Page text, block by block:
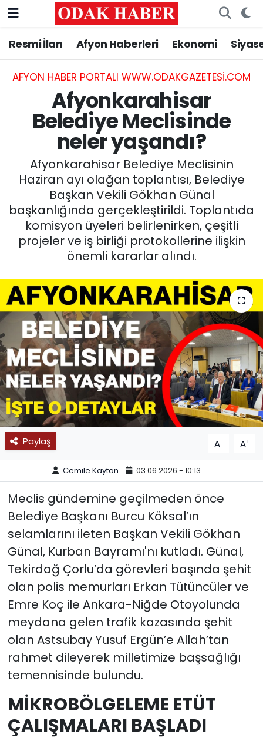
Resmi İlan Afyon Haberleri Ekonomi
AFYON HABER PORTALI WWW.ODAKGAZETESI.COM
Afyonkarahisar
Belediye Meclisinde
neler yaşandı?
Afyonkarahisar Belediye Meclisinin
Haziran ayı olağan toplantısı, Belediye
Başkan Vekili Gökhan Günal
başkanlığında gerçekleştirildi. Toplantıda
komisyon üyeleri belirlenirken, çeşitli
projeler ve iş birliği protokollerine ilişkin
önemli kararlar alındı.
Paylaş A- A+
Cemile Kaytan 03.06.2026 - 10:13
Meclis gündemine geçilmeden önce
Belediye Başkanı Burcu Köksal’ın
selamlarını ileten Başkan Vekili Gökhan
Günal, Kurban Bayramı'nı kutladı. Günal,
Tekirdağ Çorlu’da görevleri başında şehit
olan polis memurları Erkan Tütüncüler ve
Emre Koç ile Ankara-Niğde Otoyolunda
meydana gelen trafik kazasında şehit
olan Astsubay Yusuf Ergün’e Allah’tan
rahmet dileyerek milletimize başsağlığı
temennisinde bulundu.
MİKROBÖLGELEME ETÜT
ÇALIŞMALARI BAŞLADI
AFYONKARAHİSAR HABERLERİ
Resmi İlan
ASAYİŞ
GÜNCEL
SİYASET
EĞİTİM
MAGAZİN
SAĞLIK
SPOR
11:11 MANŞET
Nöbetçi Eczaneler
Hava Durumu
Trafik Durumu
Süper Lig Puan Durumu ve Fikstür
Tüm Manşetler
Son Dakika Haberleri
Haber Arşivi